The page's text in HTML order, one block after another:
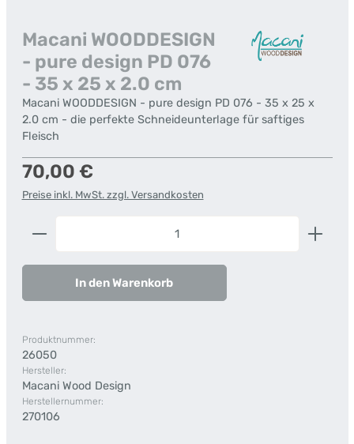
Macani WOODDESIGN
- pure design PD 076
- 35 x 25 x 2.0 cm
Macani WOODDESIGN - pure design PD 076 - 35 x 25 x
2.0 cm - die perfekte Schneideunterlage für saftiges
Fleisch
Regulärer Preis:
70,00 €
Preise inkl. MwSt. zzgl. Versandkosten
Produkt Anzahl: Gib den gewünschten Wert ein
In den Warenkorb
Produktnummer:
26050
Hersteller:
Macani Wood Design
Herstellernummer:
270106